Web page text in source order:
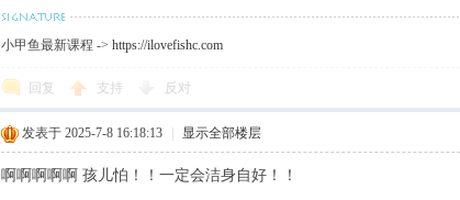
小甲鱼最新课程 ->https://ilovefishc.com
回复 支持 反对
发表于 2025-7-8 16:18:13 显示全部楼层
啊啊啊啊啊 孩儿怕！！一定会洁身自好！！